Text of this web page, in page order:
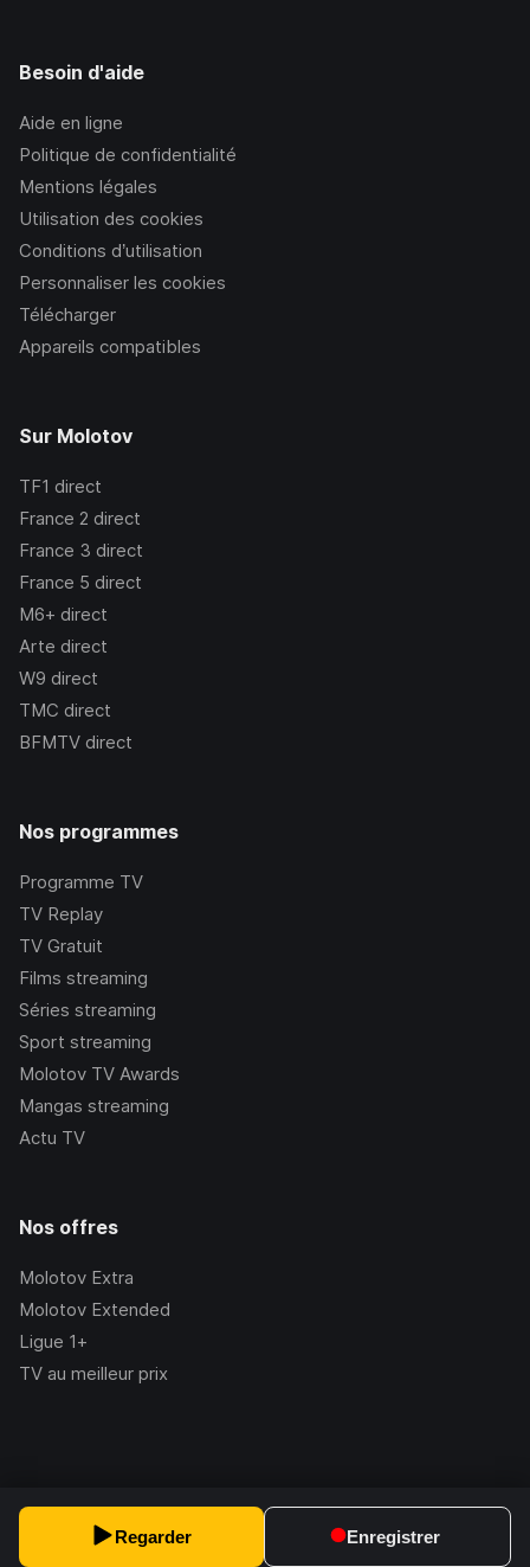
Regarder Enregistrer
Besoin d'aide
Aide en ligne
Politique de confidentialité
Mentions légales
Utilisation des cookies
Conditions d’utilisation
Personnaliser les cookies
Télécharger
Appareils compatibles
Sur Molotov
TF1 direct
France 2 direct
France 3 direct
France 5 direct
M6+ direct
Arte direct
W9 direct
TMC direct
BFMTV direct
Nos programmes
Programme TV
TV Replay
TV Gratuit
Films streaming
Séries streaming
Sport streaming
Molotov TV Awards
Mangas streaming
Actu TV
Nos offres
Molotov Extra
Molotov Extended
Ligue 1+
TV au meilleur prix
2.228.1